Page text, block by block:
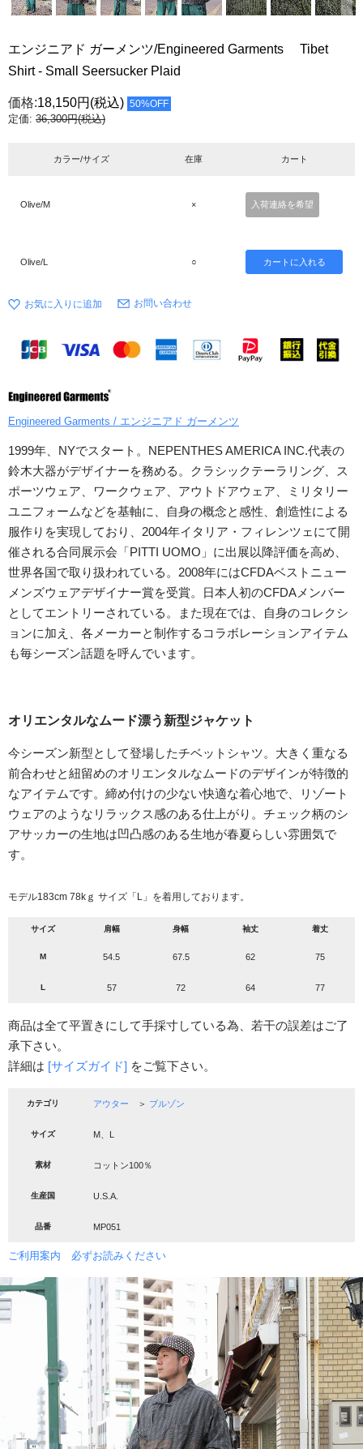
エンジニアド ガーメンツ/Engineered Garments Tibet
Shirt - Small Seersucker Plaid
価格:18,150円 (税込) 50%OFF
定価: 36,300円(税込)
カラー/サイズ 在庫 カート
Olive/M × 入荷連絡を希望
Olive/L ○
お問い合わせ
Engineered Garments / エンジニアド ガーメンツ
1999年、NYでスタート。NEPENTHES AMERICA INC.代表の
鈴木大器がデザイナーを務める。クラシックテーラリング、ス
ポーツウェア、ワークウェア、アウトドアウェア、ミリタリー
ユニフォームなどを基軸に、自身の概念と感性、創造性による
服作りを実現しており、2004年イタリア・フィレンツェにて開
催される合同展示会「PITTI UOMO」に出展以降評価を高め、
世界各国で取り扱われている。2008年にはCFDAベストニュー
メンズウェアデザイナー賞を受賞。日本人初のCFDAメンバー
としてエントリーされている。また現在では、自身のコレクシ
ョンに加え、各メーカーと制作するコラボレーションアイテム
も毎シーズン話題を呼んでいます。
オリエンタルなムード漂う新型ジャケット
今シーズン新型として登場したチベットシャツ。大きく重なる
前合わせと紐留めのオリエンタルなムードのデザインが特徴的
なアイテムです。締め付けの少ない快適な着心地で、リゾート
ウェアのようなリラックス感のある仕上がり。チェック柄のシ
アサッカーの生地は凹凸感のある生地が春夏らしい雰囲気で
す。
モデル183cm 78kｇ サイズ「L」を着用しております。
サイズ 肩幅 身幅 袖丈 着丈
M 54.5 67.5 62 75
L 57 72 64 77
商品は全て平置きにして手採寸している為、若干の誤差はご了
承下さい。
詳細は [サイズガイド] をご覧下さい。
カテゴリ アウター ＞ ブルゾン
サイズ M、L
素材 コットン100％
生産国 U.S.A.
品番 MP051
ご利用案内 必ずお読みください